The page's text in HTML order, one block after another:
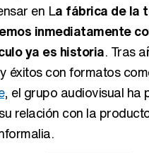
en La fábrica de la
inmediatamente
ya es historia. Tras
éxitos con formatos
, el grupo audiovisual ha
relación con la